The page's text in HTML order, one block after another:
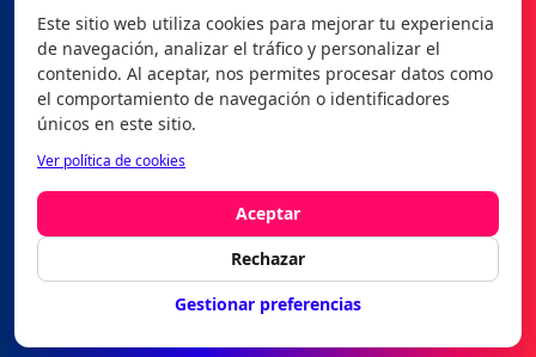
Política de privacidad
Política de cookies
Configurar cookies
Este sitio web utiliza cookies para mejorar tu experiencia
de navegación, analizar el tráfico y personalizar el
contenido. Al aceptar, nos permites procesar datos como
el comportamiento de navegación o identificadores
únicos en este sitio.
Ver política de cookies
Aceptar
Rechazar
Gestionar preferencias